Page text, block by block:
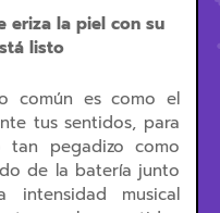
eriza la piel con su
listo
común es como el
tus sentidos, para
tan pegadizo como
de la batería junto
intensidad musical